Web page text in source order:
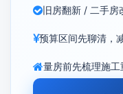
旧房翻新 / 二手房
预算区间先聊清，
量房前先梳理施工